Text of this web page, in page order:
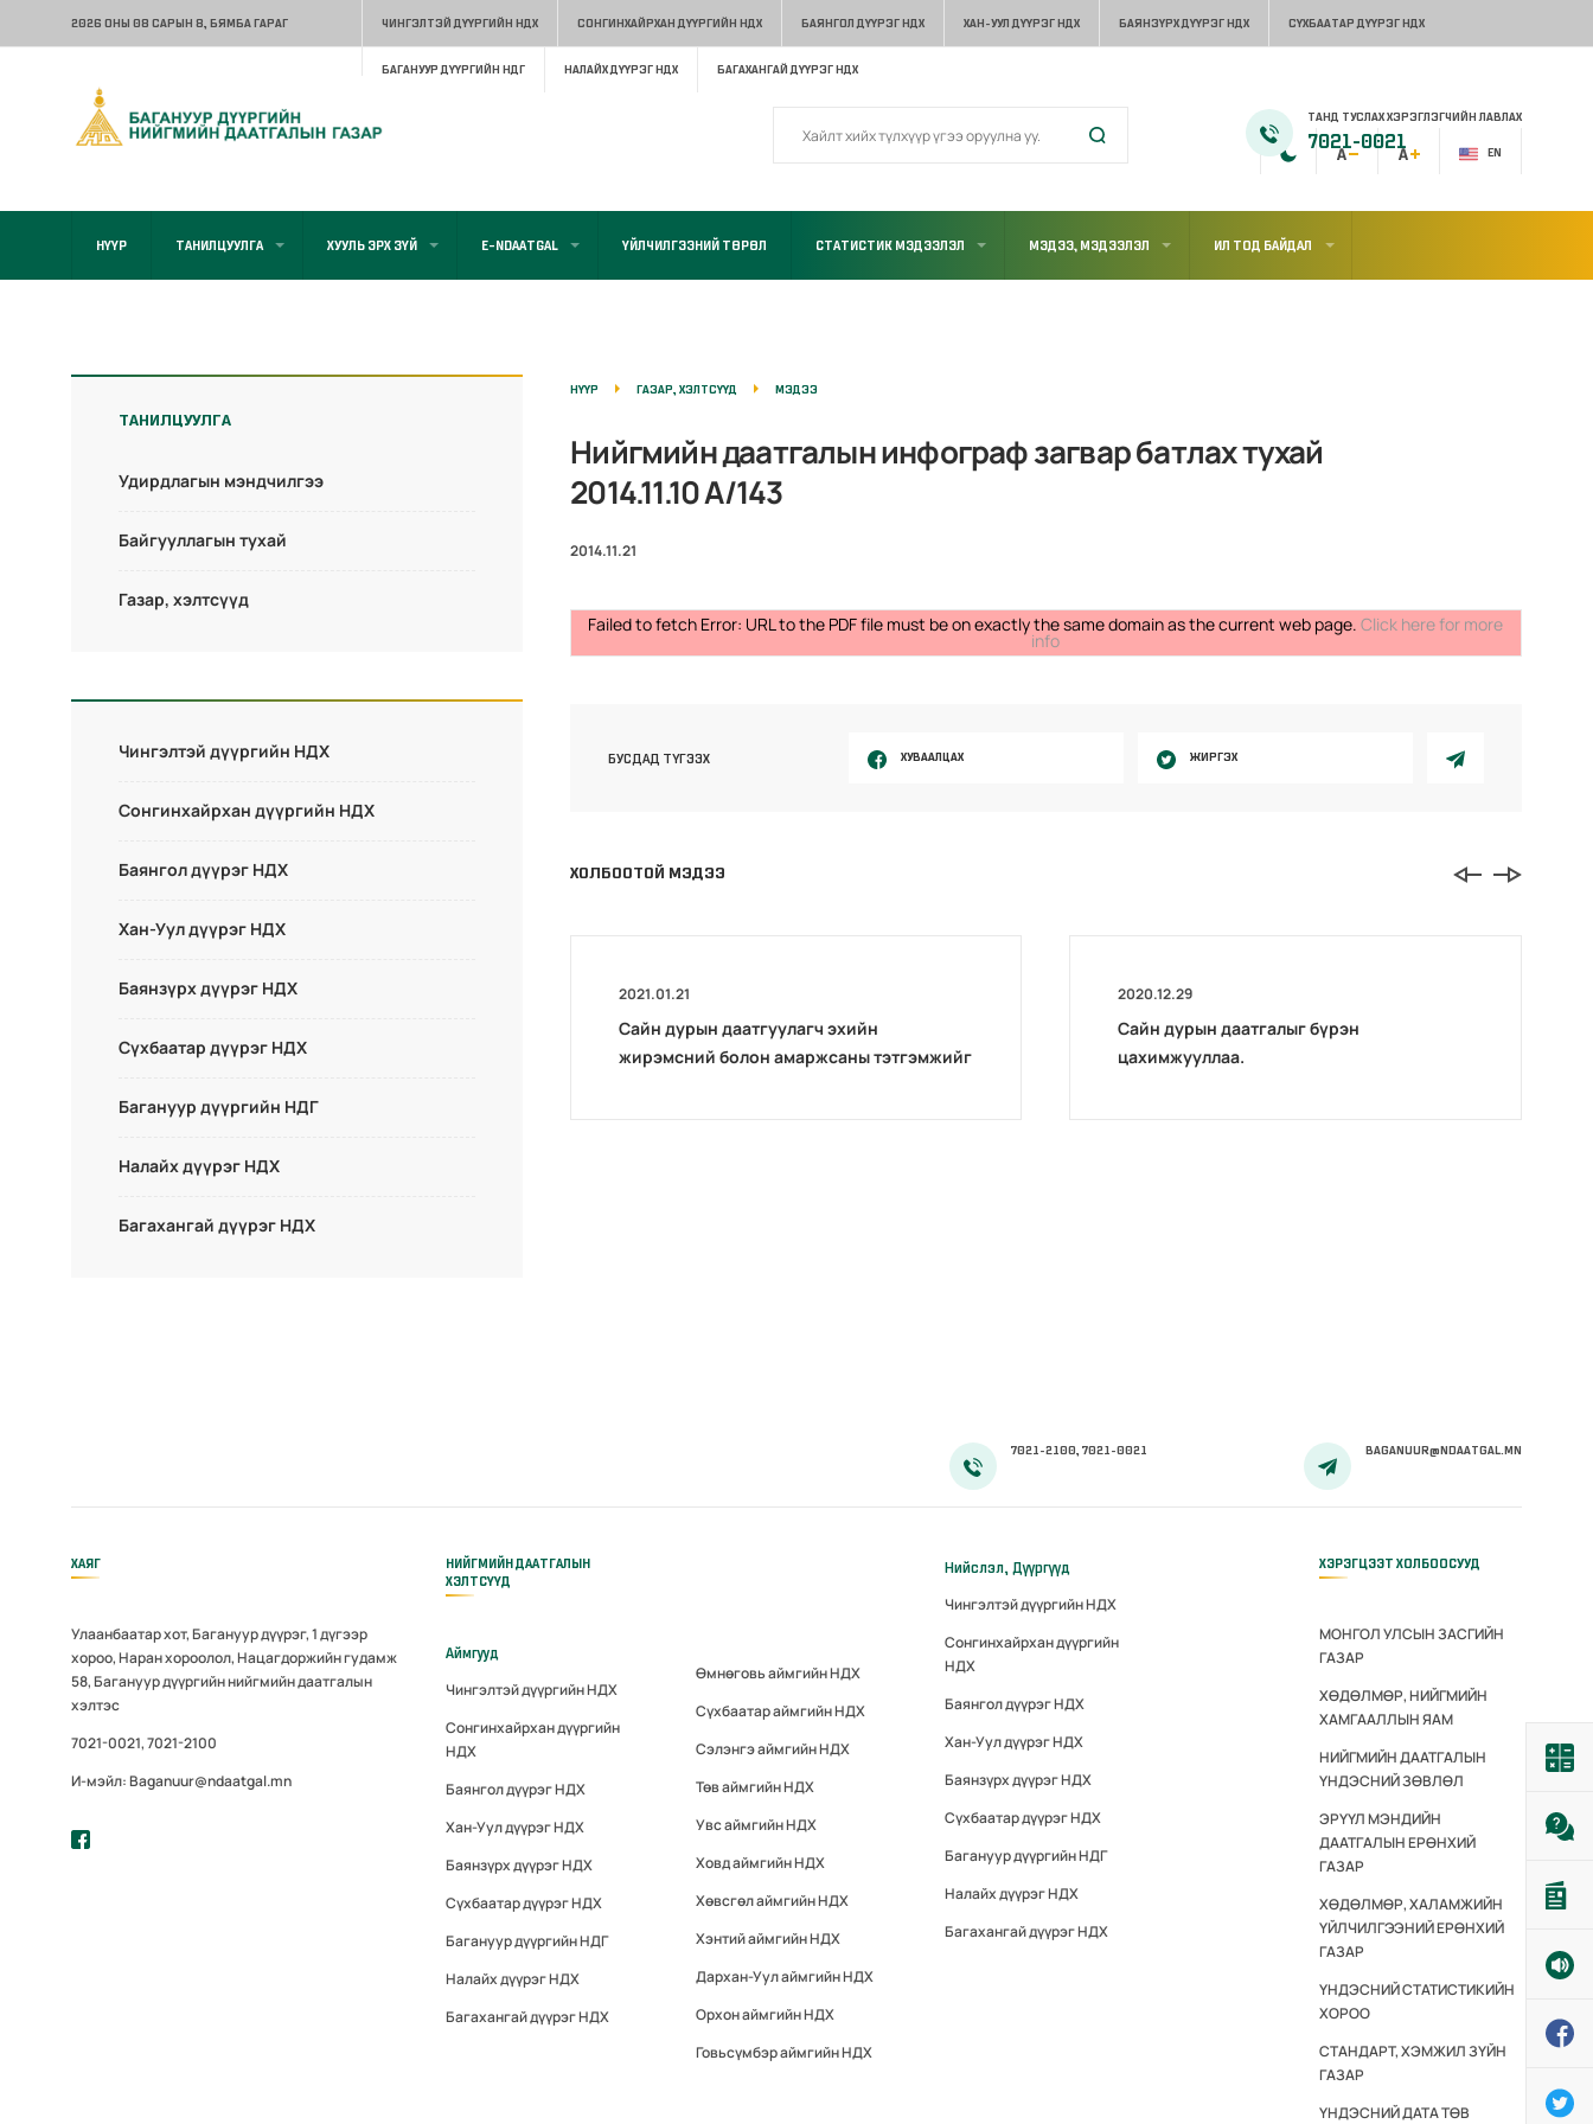
2026 ОНЫ 08 САРЫН 8, БЯМБА ГАРАГ ЧИНГЭЛТЭЙ ДҮҮРГИЙН НДХ СОНГИНХАЙРХАН ДҮҮРГИЙН НДХ БАЯНГОЛ ДҮҮРЭГ НДХ ХАН-УУЛ ДҮҮРЭГ НДХ БАЯНЗҮРХ ДҮҮРЭГ НДХ СҮХБААТАР ДҮҮРЭГ НДХ
БАГАНУУР ДҮҮРГИЙН НДГ НАЛАЙХ ДҮҮРЭГ НДХ БАГАХАНГАЙ ДҮҮРЭГ НДХ
EN
ТАНД ТУСЛАХ ХЭРЭГЛЭГЧИЙН ЛАВЛАХ
7021-0021
НҮҮР ТАНИЛЦУУЛГА ХУУЛЬ ЭРХ ЗҮЙ E-NDAATGAL ҮЙЛЧИЛГЭЭНИЙ ТӨРӨЛ СТАТИСТИК МЭДЭЭЛЭЛ МЭДЭЭ, МЭДЭЭЛЭЛ ИЛ ТОД БАЙДАЛ
ТАНИЛЦУУЛГА
Удирдлагын мэндчилгээ
Байгууллагын тухай
Газар, хэлтсүүд
Чингэлтэй дүүргийн НДХ
Сонгинхайрхан дүүргийн НДХ
Баянгол дүүрэг НДХ
Хан-Уул дүүрэг НДХ
Баянзүрх дүүрэг НДХ
Сүхбаатар дүүрэг НДХ
Багануур дүүргийн НДГ
Налайх дүүрэг НДХ
Багахангай дүүрэг НДХ
НҮҮР ГАЗАР, ХЭЛТСҮҮД МЭДЭЭ
Нийгмийн даатгалын инфограф загвар батлах тухай
2014.11.10 А/143
2014.11.21
Failed to fetch Error: URL to the PDF file must be on exactly the same domain as the current web page.Click here for more
info
БУСДАД ТҮГЭЭХ ХУВААЛЦАХ ЖИРГЭХ
ХОЛБООТОЙ МЭДЭЭ
2021.01.21
Сайн дурын даатгуулагч эхийн
жирэмсний болон амаржсаны тэтгэмжийг
2020.12.29
Сайн дурын даатгалыг бүрэн
цахимжууллаа.
7021-2100, 7021-0021 BAGANUUR@NDAATGAL.MN
ХАЯГ
Улаанбаатар хот, Багануур дүүрэг, 1 дүгээр
хороо, Наран хороолол, Нацагдоржийн гудамж
58, Багануур дүүргийн нийгмийн даатгалын
хэлтэс
7021-0021, 7021-2100
И-мэйл: Baganuur@ndaatgal.mn
НИЙГМИЙН ДААТГАЛЫН
ХЭЛТСҮҮД
Аймгууд
Чингэлтэй дүүргийн НДХ
Сонгинхайрхан дүүргийн
НДХ
Баянгол дүүрэг НДХ
Хан-Уул дүүрэг НДХ
Баянзүрх дүүрэг НДХ
Сүхбаатар дүүрэг НДХ
Багануур дүүргийн НДГ
Налайх дүүрэг НДХ
Багахангай дүүрэг НДХ
Өмнөговь аймгийн НДХ
Сүхбаатар аймгийн НДХ
Сэлэнгэ аймгийн НДХ
Төв аймгийн НДХ
Увс аймгийн НДХ
Ховд аймгийн НДХ
Хөвсгөл аймгийн НДХ
Хэнтий аймгийн НДХ
Дархан-Уул аймгийн НДХ
Орхон аймгийн НДХ
Говьсүмбэр аймгийн НДХ
Нийслэл, Дүүргүүд
Чингэлтэй дүүргийн НДХ
Сонгинхайрхан дүүргийн
НДХ
Баянгол дүүрэг НДХ
Хан-Уул дүүрэг НДХ
Баянзүрх дүүрэг НДХ
Сүхбаатар дүүрэг НДХ
Багануур дүүргийн НДГ
Налайх дүүрэг НДХ
Багахангай дүүрэг НДХ
ХЭРЭГЦЭЭТ ХОЛБООСУУД
МОНГОЛ УЛСЫН ЗАСГИЙН
ГАЗАР
ХӨДӨЛМӨР, НИЙГМИЙН
ХАМГААЛЛЫН ЯАМ
НИЙГМИЙН ДААТГАЛЫН
ҮНДЭСНИЙ ЗӨВЛӨЛ
ЭРҮҮЛ МЭНДИЙН
ДААТГАЛЫН ЕРӨНХИЙ
ГАЗАР
ХӨДӨЛМӨР, ХАЛАМЖИЙН
ҮЙЛЧИЛГЭЭНИЙ ЕРӨНХИЙ
ГАЗАР
ҮНДЭСНИЙ СТАТИСТИКИЙН
ХОРОО
СТАНДАРТ, ХЭМЖИЛ ЗҮЙН
ГАЗАР
ҮНДЭСНИЙ ДАТА ТӨВ